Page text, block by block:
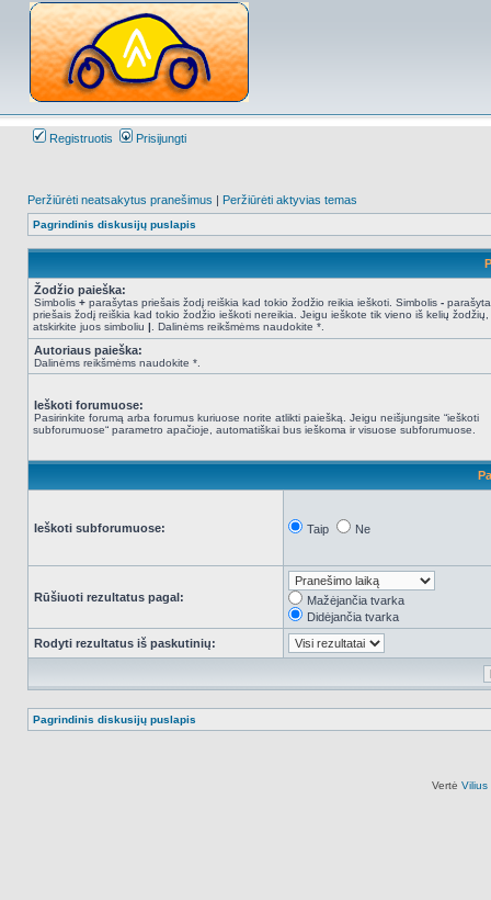
Registruotis Prisijungti
Peržiūrėti neatsakytus pranešimus | Peržiūrėti aktyvias temas
Pagrindinis diskusijų puslapis
Žodžio paieška:
Simbolis + parašytas priešais žodį reiškia kad tokio žodžio reikia ieškoti. Simbolis -
priešais žodį reiškia kad tokio žodžio ieškoti nereikia. Jeigu ieškote tik vieno iš kelių žodžių,
atskirkite juos simboliu | . Dalinėms reikšmėms naudokite *.
Autoriaus paieška:
Dalinėms reikšmėms naudokite *.
Ieškoti forumuose:
Pasirinkite forumą arba forumus kuriuose norite atlikti paiešką. Jeigu neišjungsite “ieškoti
subforumuose“ parametro apačioje, automatiškai bus ieškoma ir visuose subforumuose.
Ieškoti subforumuose: Taip Ne
Rūšiuoti rezultatus pagal:
Mažėjančia tvarka
Didėjančia tvarka
Rodyti rezultatus iš paskutinių:
Pagrindinis diskusijų puslapis
Vertė Vilius